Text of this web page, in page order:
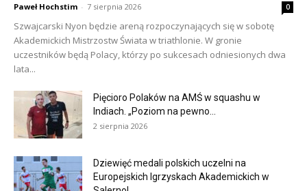
Paweł Hochstim - 7 sierpnia 2026 0
Szwajcarski Nyon będzie areną rozpoczynających się w sobotę
Akademickich Mistrzostw Świata w triathlonie. W gronie
uczestników będą Polacy, którzy po sukcesach odniesionych dwa
lata...
Pięcioro Polaków na AMŚ w squashu w
Indiach. „Poziom na pewno...
2 sierpnia 2026
Dziewięć medali polskich uczelni na
Europejskich Igrzyskach Akademickich w